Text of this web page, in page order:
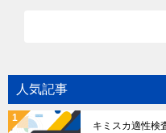
人気記事
キミスカ適性検